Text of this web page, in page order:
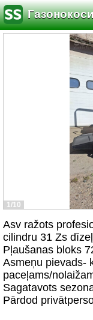
1/10
Asv ražots
cilindru 31 Zs
Pļaušanas bloks
Asmeņu pievads-
paceļams/
Sagatavots
Pārdod